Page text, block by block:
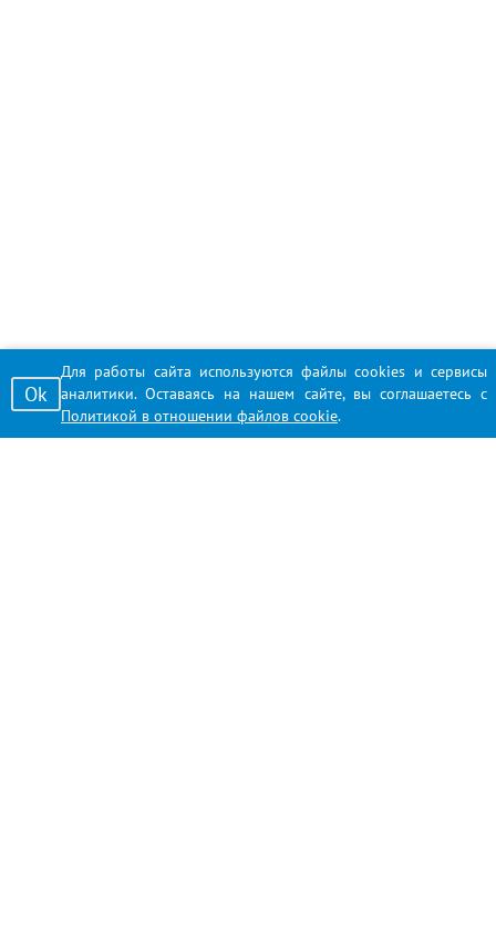
Для работы сайта используются файлы cookies и сервисы
аналитики. Оставаясь на нашем сайте, вы соглашаетесь с
Политикой в отношении файлов cookie.
Ok